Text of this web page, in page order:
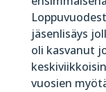
jäsenlisäys
oli kasvanut
vuosien